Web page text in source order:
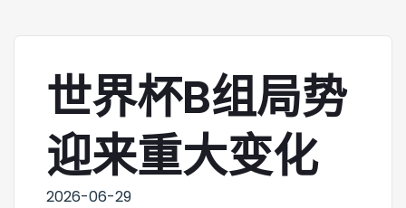
世界杯B组局势
迎来重大变化
2026-06-29